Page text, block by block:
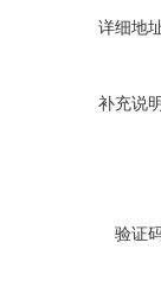
详细地
补充说
验证